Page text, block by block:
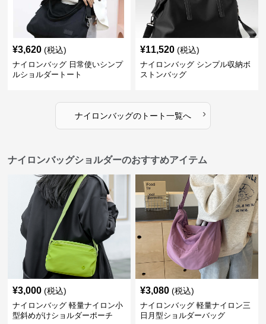
¥3,620 (税込)
ナイロンバッグ 日常使いシンプ
ルショルダートート
¥11,520 (税込)
ナイロンバッグ シンプル収納ボ
ストンバッグ
ナイロンバッグのトート一覧へ ›
ナイロンバッグショルダーのおすすめアイテム
¥3,000 (税込)
ナイロンバッグ 軽量ナイロン小
型斜めがけショルダーポーチ
¥3,080 (税込)
ナイロンバッグ 軽量ナイロン三
日月型ショルダーバッグ